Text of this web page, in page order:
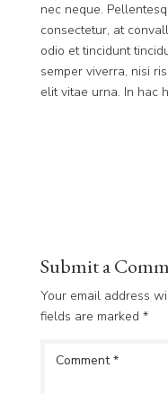
nec neque.
consectetur, at
odio et tincidunt
semper viverra, nisi
elit vitae urna. In hac
Submit a
Your email address
fields are marked *